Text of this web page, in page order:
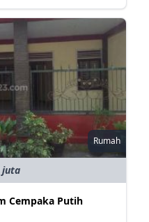
Rumah
juta
Cempaka Putih